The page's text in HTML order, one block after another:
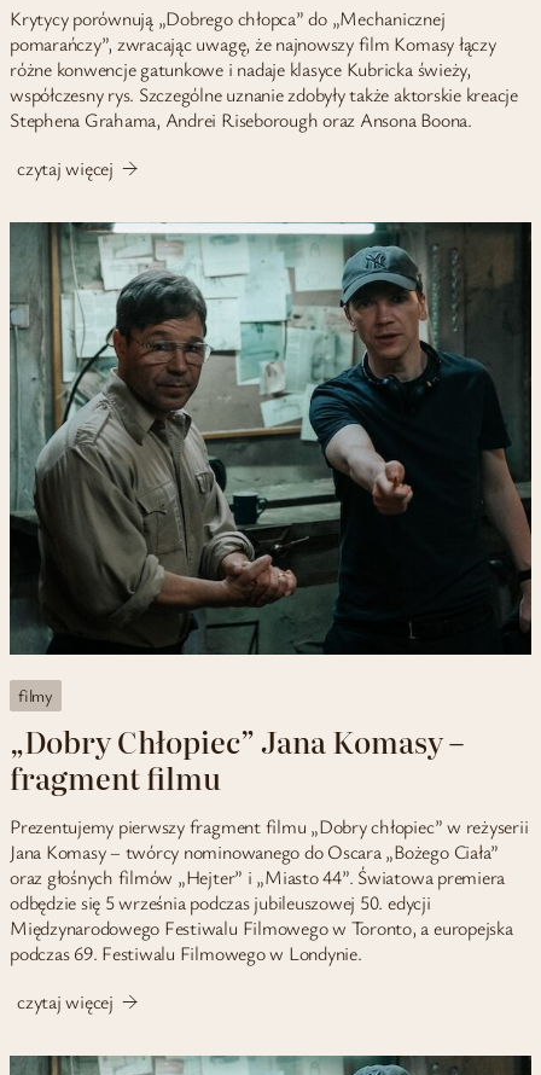
Krytycy porównują „Dobrego chłopca” do „Mechanicznej
pomarańczy”, zwracając uwagę, że najnowszy film Komasy łączy
różne konwencje gatunkowe i nadaje klasyce Kubricka świeży,
współczesny rys. Szczególne uznanie zdobyły także aktorskie kreacje
Stephena Grahama, Andrei Riseborough oraz Ansona Boona.
czytaj więcej
filmy
„Dobry Chłopiec” Jana Komasy –
fragment filmu
Prezentujemy pierwszy fragment filmu „Dobry chłopiec” w reżyserii
Jana Komasy – twórcy nominowanego do Oscara „Bożego Ciała”
oraz głośnych filmów „Hejter” i „Miasto 44”. Światowa premiera
odbędzie się 5 września podczas jubileuszowej 50. edycji
Międzynarodowego Festiwalu Filmowego w Toronto, a europejska
podczas 69. Festiwalu Filmowego w Londynie.
czytaj więcej